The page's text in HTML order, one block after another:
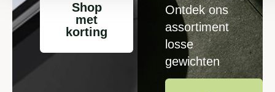
Shop
met
korting
Ontdek ons
assortiment
losse
gewichten